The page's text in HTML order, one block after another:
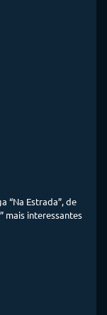
“Na Estrada”, de
mais interessantes